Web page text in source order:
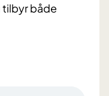
tilbyr både